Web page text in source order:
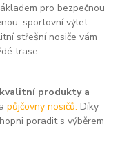
pro bezpečnou
sportovní výlet
střešní nosiče vám
trase.
produkty a
apůjčovny nosičů. Díky
poradit s výběrem